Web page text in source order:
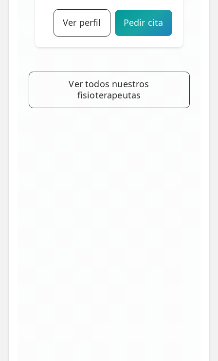
Ver perfil Pedir cita
Ver todos nuestros
fisioterapeutas